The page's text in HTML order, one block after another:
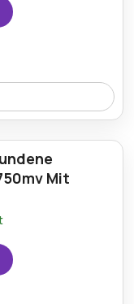
das
für
Mit